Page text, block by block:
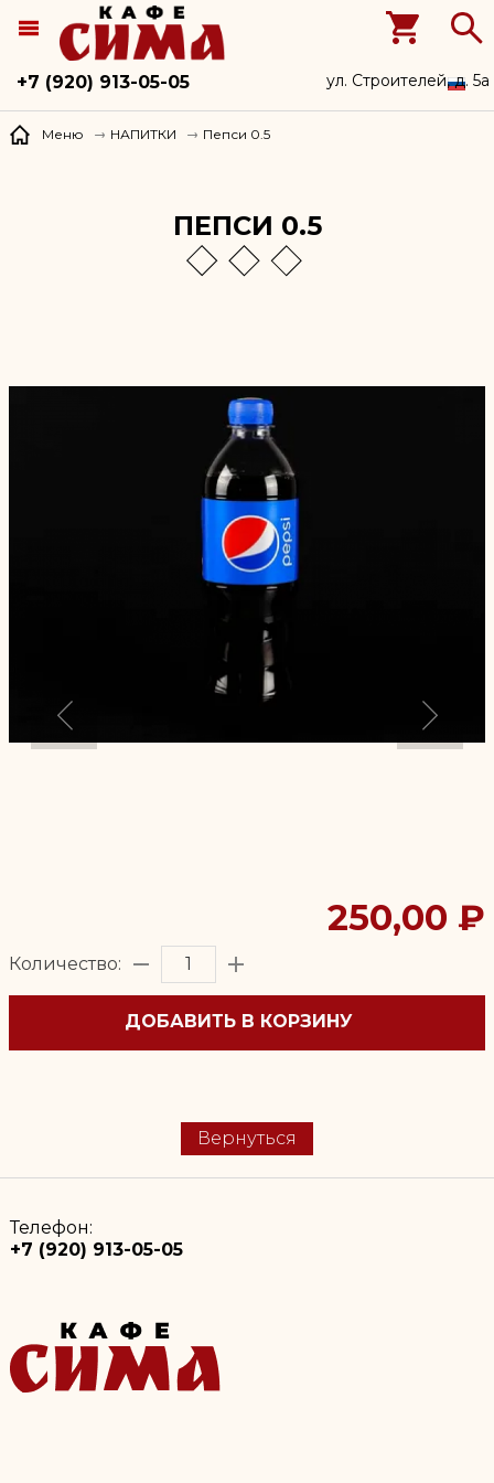
ул. Строителей, д. 5а
+7 (920) 913-05-05
Меню НАПИТКИ Пепси 0.5
ПЕПСИ 0.5
250,00 ₽
Количество:
ДОБАВИТЬ В КОРЗИНУ
Вернуться
Телефон:
+7 (920) 913-05-05